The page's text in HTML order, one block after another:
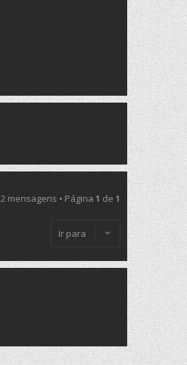
2 mensagens • Página 1 de 1
Ir para